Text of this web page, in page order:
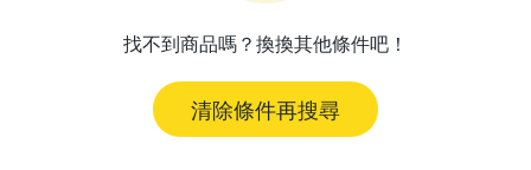
找不到商品嗎？換換其他條件吧！
清除條件再搜尋